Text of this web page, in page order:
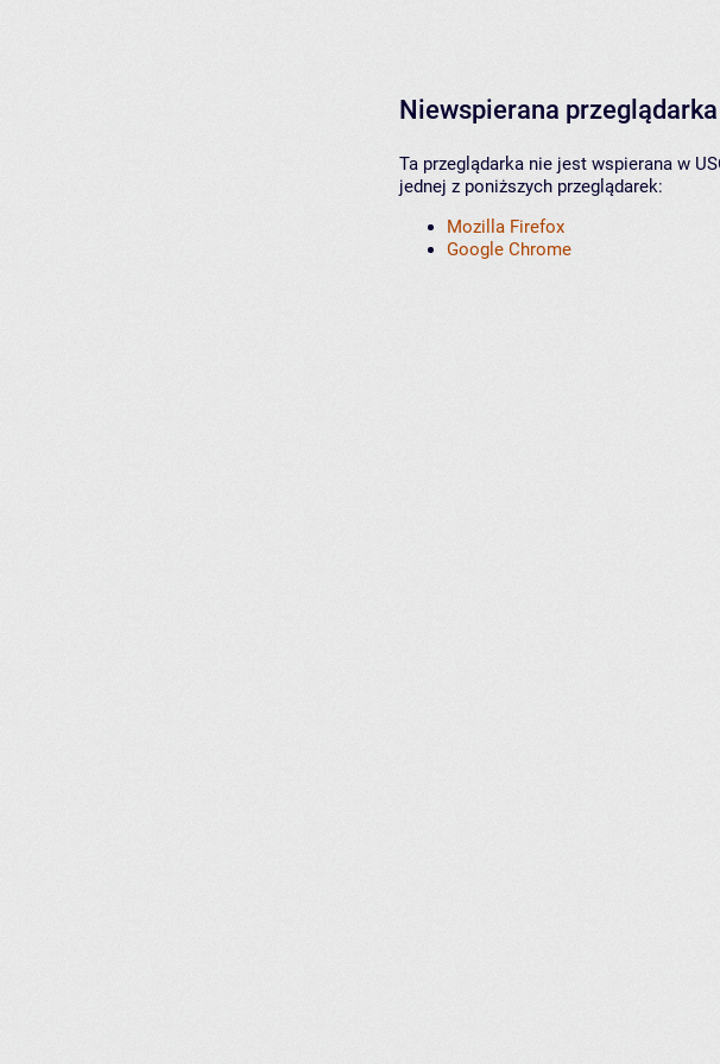
Niewspierana przeglądarka
Ta przeglądarka nie jest wspierana w
jednej z poniższych przeglądarek:
Mozilla Firefox
Google Chrome